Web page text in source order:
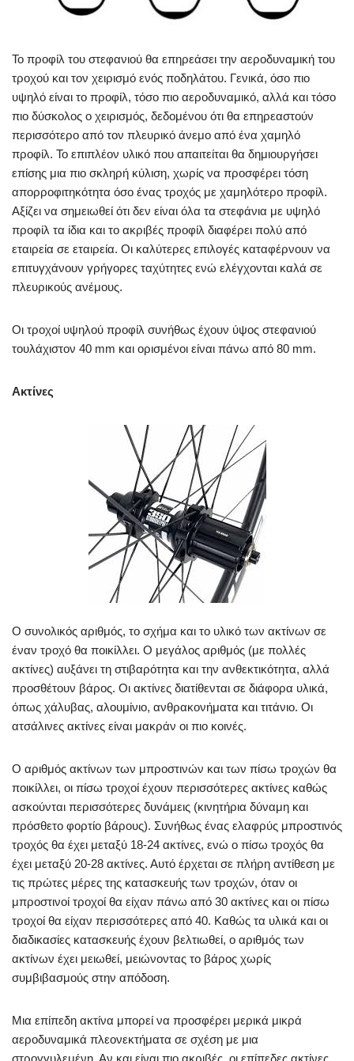
Το προφίλ του στεφανιού θα επηρεάσει την αεροδυναμική του
τροχού και τον χειρισμό ενός ποδηλάτου. Γενικά, όσο πιο
υψηλό είναι το προφίλ, τόσο πιο αεροδυναμικό, αλλά και τόσο
πιο δύσκολος ο χειρισμός, δεδομένου ότι θα επηρεαστούν
περισσότερο από τον πλευρικό άνεμο από ένα χαμηλό
προφίλ. Το επιπλέον υλικό που απαιτείται θα δημιουργήσει
επίσης μια πιο σκληρή κύλιση, χωρίς να προσφέρει τόση
απορροφιτηκότητα όσο ένας τροχός με χαμηλότερο προφίλ.
Αξίζει να σημειωθεί ότι δεν είναι όλα τα στεφάνια με υψηλό
προφίλ τα ίδια και το ακριβές προφίλ διαφέρει πολύ από
εταιρεία σε εταιρεία. Οι καλύτερες επιλογές καταφέρνουν να
επιτυγχάνουν γρήγορες ταχύτητες ενώ ελέγχονται καλά σε
πλευρικούς ανέμους.
Οι τροχοί υψηλού προφίλ συνήθως έχουν ύψος στεφανιού
τουλάχιστον 40 mm και ορισμένοι είναι πάνω από 80 mm.
Ακτίνες
Ο συνολικός αριθμός, το σχήμα και το υλικό των ακτίνων σε
έναν τροχό θα ποικίλλει. Ο μεγάλος αριθμός (με πολλές
ακτίνες) αυξάνει τη στιβαρότητα και την ανθεκτικότητα, αλλά
προσθέτουν βάρος. Οι ακτίνες διατίθενται σε διάφορα υλικά,
όπως χάλυβας, αλουμίνιο, ανθρακονήματα και τιτάνιο. Οι
ατσάλινες ακτίνες είναι μακράν οι πιο κοινές.
Ο αριθμός ακτίνων των μπροστινών και των πίσω τροχών θα
ποικίλλει, οι πίσω τροχοί έχουν περισσότερες ακτίνες καθώς
ασκούνται περισσότερες δυνάμεις (κινητήρια δύναμη και
πρόσθετο φορτίο βάρους). Συνήθως ένας ελαφρύς μπροστινός
τροχός θα έχει μεταξύ 18-24 ακτίνες, ενώ ο πίσω τροχός θα
έχει μεταξύ 20-28 ακτίνες. Αυτό έρχεται σε πλήρη αντίθεση με
τις πρώτες μέρες της κατασκευής των τροχών, όταν οι
μπροστινοί τροχοί θα είχαν πάνω από 30 ακτίνες και οι πίσω
τροχοί θα είχαν περισσότερες από 40. Καθώς τα υλικά και οι
διαδικασίες κατασκευής έχουν βελτιωθεί, ο αριθμός των
ακτίνων έχει μειωθεί, μειώνοντας το βάρος χωρίς
συμβιβασμούς στην απόδοση.
Μια επίπεδη ακτίνα μπορεί να προσφέρει μερικά μικρά
αεροδυναμικά πλεονεκτήματα σε σχέση με μια
στρογγυλεμένη. Αν και είναι πιο ακριβές, οι επίπεδες ακτίνες